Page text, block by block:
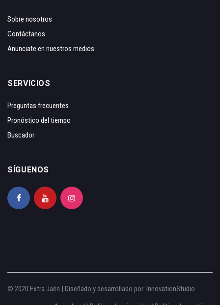
Sobre nosotros
Contáctanos
Anunciate en nuestros medios
SERVICIOS
Preguntas frecuentes
Pronóstico del tiempo
Buscador
SÍGUENOS
© 2020 Extra Jaén | Diseñado y desarrollado por: InnovationStudio